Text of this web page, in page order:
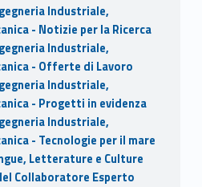
Industriale,
- Notizie per la Ricerca
Industriale,
- Offerte di Lavoro
Industriale,
- Progetti in evidenza
Industriale,
- Tecnologie per il mare
Letterature e Culture
Collaboratore Esperto